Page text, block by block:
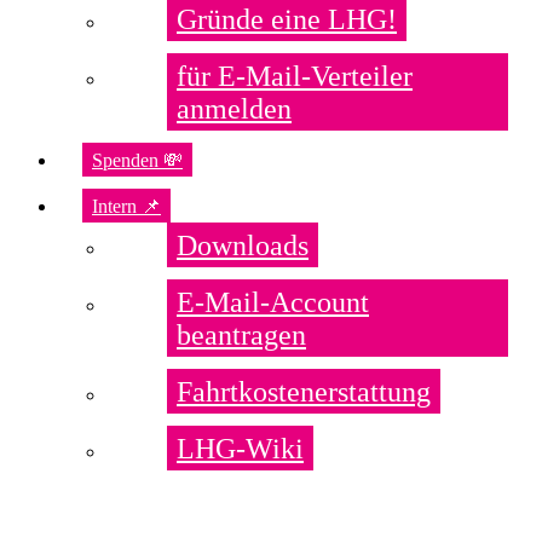
Gründe eine LHG!
für E-Mail-Verteiler
anmelden
Spenden 💸
Intern 📌
Downloads
E-Mail-Account
beantragen
Fahrtkostenerstattung
LHG-Wiki